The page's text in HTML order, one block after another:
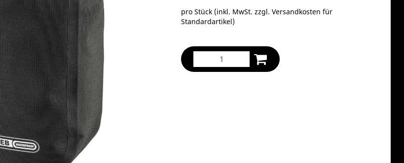
pro Stück (inkl. MwSt. zzgl.Versandkosten für
Standardartikel)